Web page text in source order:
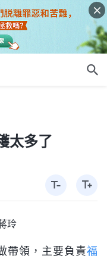
太多了
玲
帶領，主要負責福